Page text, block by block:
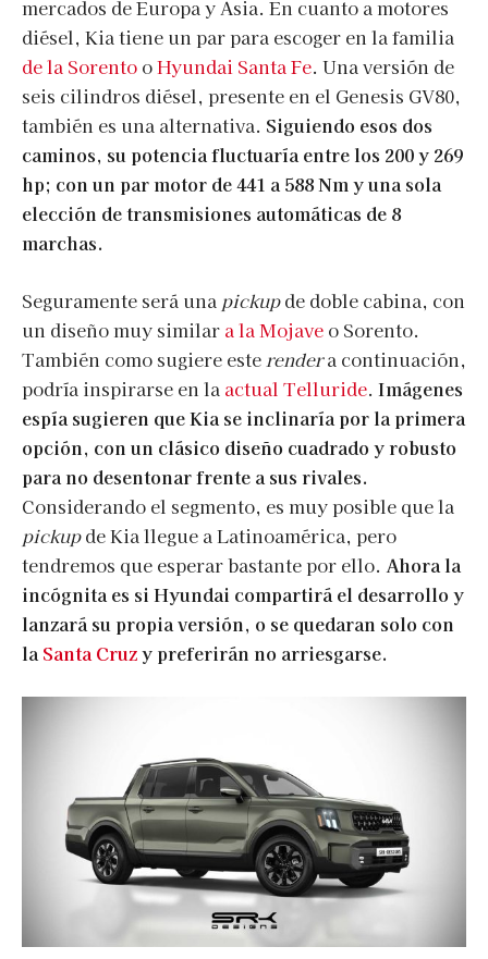
mercados de Europa y Asia. En cuanto a motores
diésel, Kia tiene un par para escoger en la familia
de la Sorento oHyundai Santa Fe. Una versión de
seis cilindros diésel, presente en el Genesis GV80,
también es una alternativa. Siguiendo esos dos
caminos, su potencia fluctuaría entre los 200 y 269
hp; con un par motor de 441 a 588 Nm y una sola
elección de transmisiones automáticas de 8
marchas.
Seguramente será una pickupde doble cabina, con
un diseño muy similar a la Mojave o Sorento.
También como sugiere esterendera continuación,
podría inspirarse en la actual Telluride. Imágenes
espía sugieren que Kia se inclinaría por la primera
opción, con un clásico diseño cuadrado y robusto
para no desentonar frente a sus rivales.
Considerando el segmento, es muy posible que la
pickupde Kia llegue a Latinoamérica, pero
tendremos que esperar bastante por ello. Ahora la
incógnita es si Hyundai compartirá el desarrollo y
lanzará su propia versión, o se quedaran solo con
laSanta Cruzy preferirán no arriesgarse.